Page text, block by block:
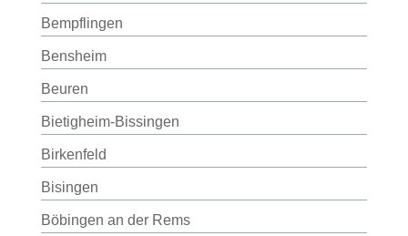
Bempflingen
Bensheim
Beuren
Bietigheim-Bissingen
Birkenfeld
Bisingen
Böbingen an der Rems